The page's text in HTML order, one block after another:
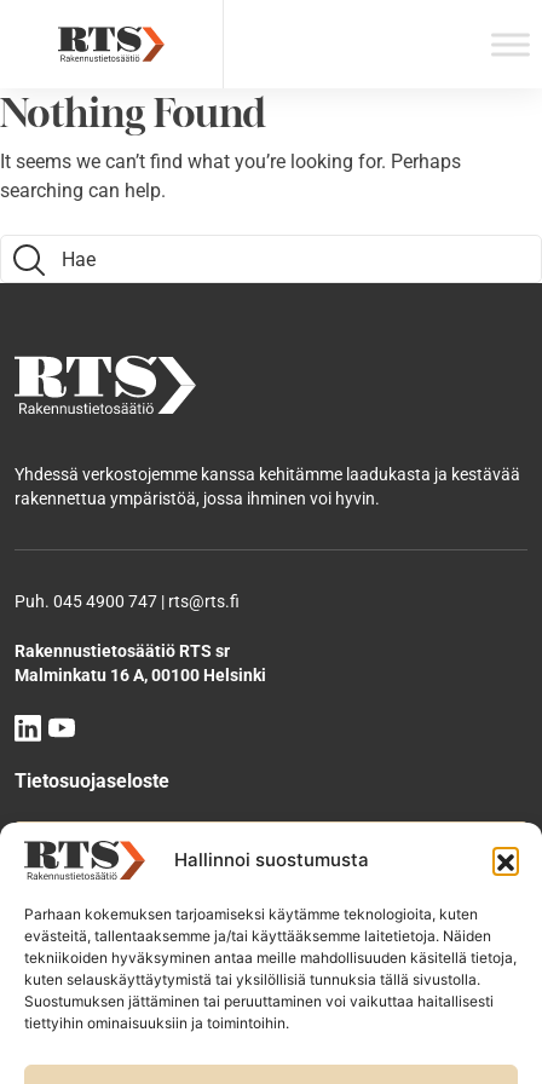
Hallinnoi suostumusta
Parhaan kokemuksen tarjoamiseksi käytämme teknologioita, kuten
evästeitä, tallentaaksemme ja/tai käyttääksemme laitetietoja. Näiden
tekniikoiden hyväksyminen antaa meille mahdollisuuden käsitellä tietoja,
kuten selauskäyttäytymistä tai yksilöllisiä tunnuksia tällä sivustolla.
Suostumuksen jättäminen tai peruuttaminen voi vaikuttaa haitallisesti
tiettyihin ominaisuuksiin ja toimintoihin.
Nothing Found
It seems we can’t find what you’re looking for. Perhaps
searching can help.
Search:
Yhdessä verkostojemme kanssa kehitämme laadukasta ja kestävää
rakennettua ympäristöä, jossa ihminen voi hyvin.
Puh. 045 4900 747 | rts@rts.fi
Rakennustietosäätiö RTS sr
Malminkatu 16 A, 00100 Helsinki
Tietosuojaseloste
Tee käyttölupahakemus
Tilaa uutiskirje